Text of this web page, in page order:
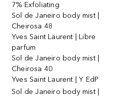
7% Exfoliating
Sol de Janeiro body mist |
Cheirosa 48
Yves Saint Laurent | Libre
parfum
Sol de Janeiro body mist |
Cheirosa 40
Yves Saint Laurent | Y EdP
Sol de Janeiro body mist |